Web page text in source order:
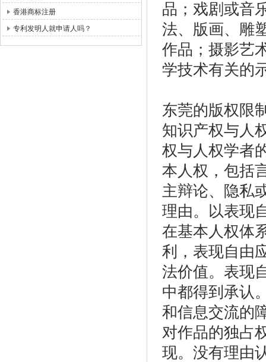
香港商标注册
专利发明人就申请人吗？
品；戏剧或音
法、版画、雕
作品；摄影艺
学技术有关的
东莞的版权限
知识产权与人
权与人权学者
本人权，包括
主辩论、隐私
理由。以表现
在基本人权体
利，表现自由
法价值。表现
中都得到承认
和信息交流的
对作品的独占
现。没有理由